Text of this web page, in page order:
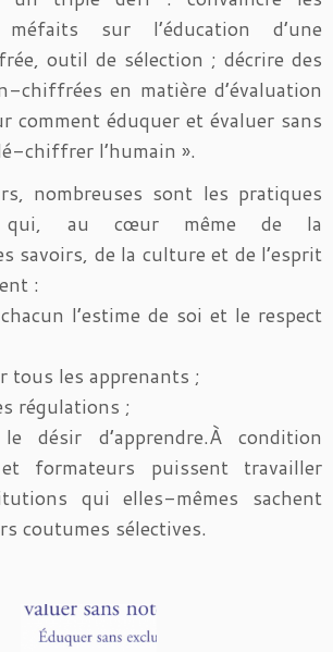
sur l’éducation d’une
outil de sélection ; décrire des
chiffrées en matière d’évaluation
comment éduquer et évaluer sans
chiffrer l’humain ».
nombreuses sont les pratiques
qui, au cœur même de la
savoirs, de la culture et de l’esprit
:
l’estime de soi et le respect
tous les apprenants ;
régulations ;
désir d’apprendre.À condition
et formateurs puissent travailler
qui elles-mêmes sachent
coutumes sélectives.